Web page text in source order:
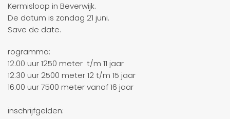
Kermisloop in Beverwijk.
De datum is zondag 21 juni.
Save de date.
rogramma:
12.00 uur 1250 meter t/m 11 jaar
12.30 uur 2500 meter 12 t/m 15 jaar
16.00 uur 7500 meter vanaf 16 jaar
inschrijfgelden: